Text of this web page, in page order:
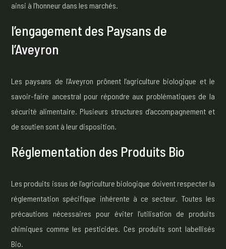
ainsi à l’honneur dans les marchés.
l’engagement des Paysans de
l’Aveyron
Les paysans de l’Aveyron prônent l’agriculture biologique et le
savoir-faire ancestral pour répondre aux problématiques de la
sécurité alimentaire. Plusieurs structures d’accompagnement et
de soutien sont à leur disposition.
Réglementation des Produits Bio
Les produits issus de l’agriculture biologique doivent respecter la
réglementation spécifique inhérente à ce secteur. Toutes les
précautions nécessaires pour éviter l’utilisation de produits
chimiques comme les pesticides. Ces produits sont labellisés
Bio.